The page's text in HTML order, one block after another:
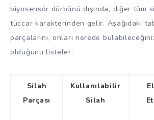
biyosensör dürbünü dışında, diğer tüm
tüccar karakterinden gelir. Aşağıdaki
parçalarını, onları nerede
olduğunu listeler.
Silah
Parçası
Kullanılabilir
Silah